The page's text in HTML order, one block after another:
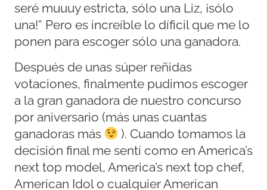
seré muuuy estricta, sólo una Liz, ¡sólo
una!” Pero es increíble lo díficil que me lo
ponen para escoger sólo una ganadora.
Después de unas súper reñidas
votaciones, finalmente pudimos escoger
a la gran ganadora de nuestro concurso
por aniversario (más unas cuantas
ganadoras más
). Cuando tomamos la
decisión final me sentí como en America’s
next top model, America’s next top chef,
American Idol o cualquier American